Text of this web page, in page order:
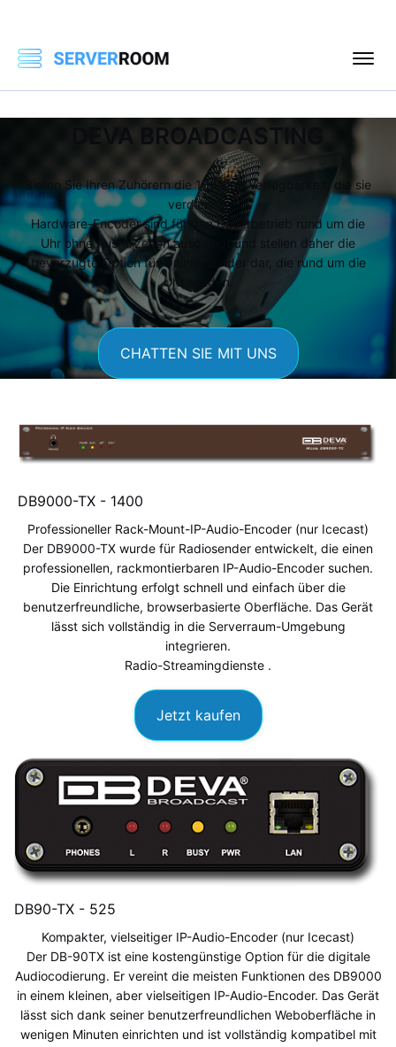
DEVA BROADCASTING
Bieten Sie Ihren Zuhörern die 100%ige Verfügbarkeit, die sie
verdienen.
Hardware-Encoder sind für den Dauerbetrieb rund um die
Uhr ohne Ausfallzeiten ausgelegt und stellen daher die
bevorzugte Option für Online-Sender dar, die rund um die
Uhr senden.
CHATTEN SIE MIT UNS
DB9000-TX - 1400
Professioneller Rack-Mount-IP-Audio-Encoder (nur Icecast)
Der DB9000-TX wurde für Radiosender entwickelt, die einen
professionellen, rackmontierbaren IP-Audio-Encoder suchen.
Die Einrichtung erfolgt schnell und einfach über die
benutzerfreundliche, browserbasierte Oberfläche. Das Gerät
lässt sich vollständig in die Serverraum-Umgebung
integrieren.
Radio-Streamingdienste .
Jetzt kaufen
DB90-TX - 525
Kompakter, vielseitiger IP-Audio-Encoder (nur Icecast)
Der DB-90TX ist eine kostengünstige Option für die digitale
Audiocodierung. Er vereint die meisten Funktionen des DB9000
in einem kleinen, aber vielseitigen IP-Audio-Encoder. Das Gerät
lässt sich dank seiner benutzerfreundlichen Weboberfläche in
wenigen Minuten einrichten und ist vollständig kompatibel mit